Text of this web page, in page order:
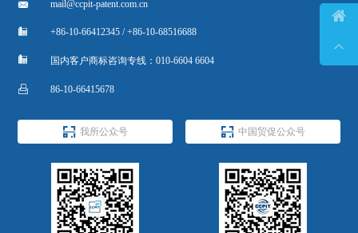
 mail@ccpit-patent.com.cn
 +86-10-66412345 / +86-10-68516688
 国内客户商标咨询专线：010-6604 6604
 86-10-66415678
 我所公众号  中国贸促公众号

